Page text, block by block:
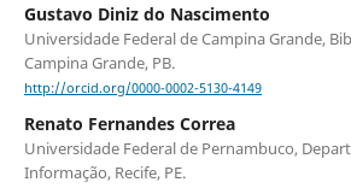
Gustavo Diniz do Nascimento
Universidade Federal de Campina Grande,
Campina Grande, PB.
http://orcid.org/0000-0002-5130-4149
Renato Fernandes Correa
Universidade Federal de Pernambuco,
Informação, Recife, PE.